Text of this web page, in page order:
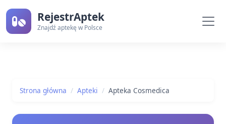
RejestrAptek
Znajdź aptekę w Polsce
Strona główna Apteki Apteka Cosmedica